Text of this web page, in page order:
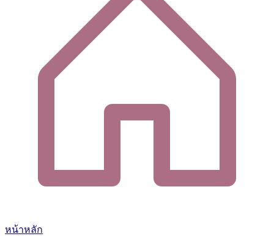
หน้าหลัก